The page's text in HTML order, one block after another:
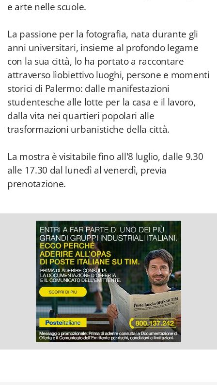
e arte nelle scuole.
La passione per la fotografia, nata durante gli
anni universitari, insieme al profondo legame
con la sua città, lo ha portato a raccontare
attraverso lìobiettivo luoghi, persone e momenti
storici di Palermo: dalle manifestazioni
studentesche alle lotte per la casa e il lavoro,
dalla vita nei quartieri popolari alle
trasformazioni urbanistiche della città.
La mostra è visitabile fino all'8 luglio, dalle 9.30
alle 17.30 dal lunedì al venerdì, previa
prenotazione.